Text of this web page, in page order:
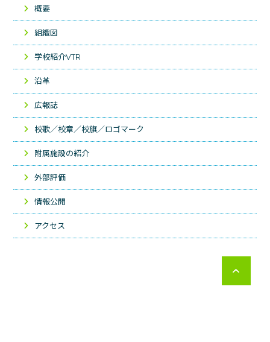
概要
組織図
学校紹介VTR
沿革
広報誌
校歌／校章／校旗／ロゴマーク
附属施設の紹介
外部評価
情報公開
アクセス